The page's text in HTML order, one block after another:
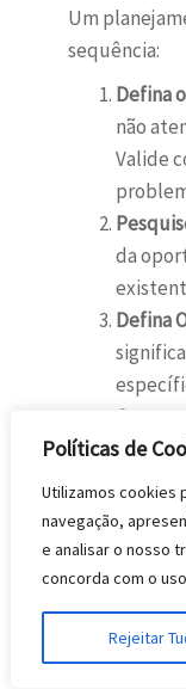
Políticas de
Utilizamos cookies
navegação,
e analisar o nosso
concorda com o
Rejeitar
Um
sequência:
Defina
não
Valide
da
Defina
Crie o